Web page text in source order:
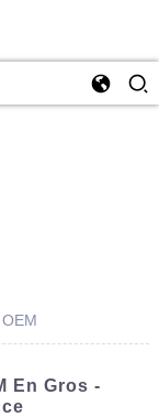
En Gros -